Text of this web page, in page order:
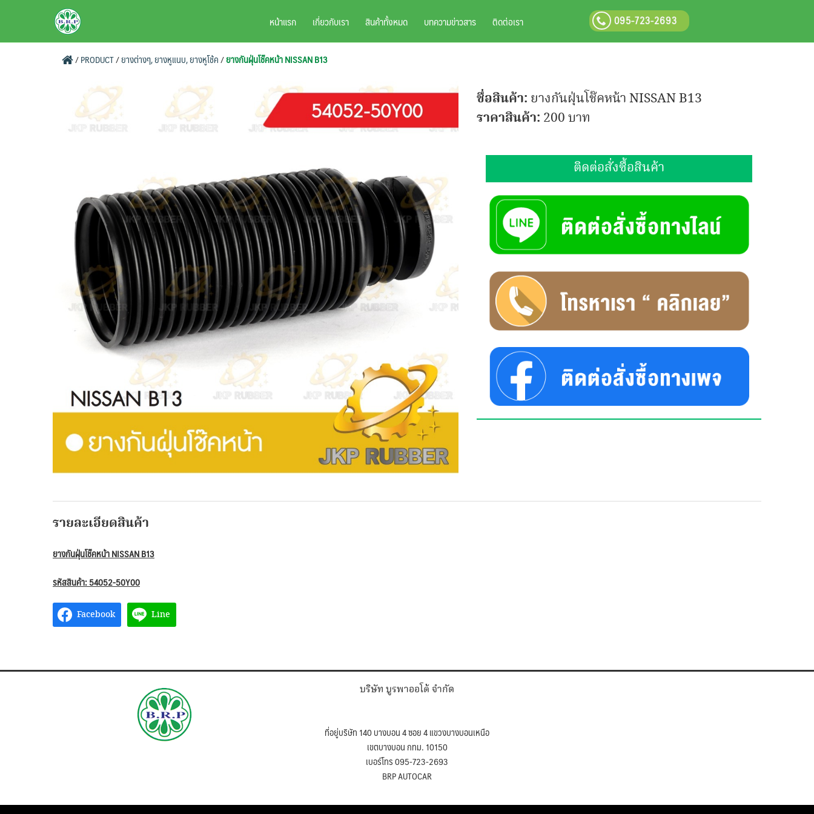
BRPAUTO.COM 095-723-2693
หน้าแรก เกี่ยวกับเรา สินค้าทั้งหมด บทความข่าวสาร ติดต่อเรา
/PRODUCT/ยางต่างๆ, ยางหูแนบ, ยางหูโช้ค/ยางกันฝุ่นโช๊คหน้า NISSAN B13
ชื่อสินค้า: ยางกันฝุ่นโช๊คหน้า NISSAN B13
ราคาสินค้า: 200 บาท
ติดต่อสั่งซื้อสินค้า
รายละเอียดสินค้า
ยางกันฝุ่นโช๊คหน้า NISSAN B13
รหัสสินค้า: 54052-50Y00
Facebook Line
บริษัท บูรพาออโต้ จำกัด
ที่อยู่บริษัท 140 บางบอน 4 ซอย 4 แขวงบางบอนเหนือ
เขตบางบอน กทม. 10150
เบอร์โทร 095-723-2693
BRP AUTOCAR